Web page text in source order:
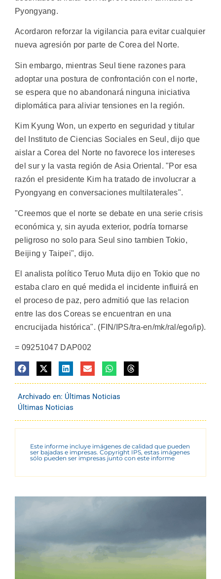
Pyongyang.
Acordaron reforzar la vigilancia para evitar cualquier
nueva agresión por parte de Corea del Norte.
Sin embargo, mientras Seul tiene razones para
adoptar una postura de confrontación con el norte,
se espera que no abandonará ninguna iniciativa
diplomática para aliviar tensiones en la región.
Kim Kyung Won, un experto en seguridad y titular
del Instituto de Ciencias Sociales en Seul, dijo que
aislar a Corea del Norte no favorece los intereses
del sur y la vasta región de Asia Oriental. "Por esa
razón el presidente Kim ha tratado de involucrar a
Pyongyang en conversaciones multilaterales".
"Creemos que el norte se debate en una serie crisis
económica y, sin ayuda exterior, podría tornarse
peligroso no solo para Seul sino tambien Tokio,
Beijing y Taipei", dijo.
El analista político Teruo Muta dijo en Tokio que no
estaba claro en qué medida el incidente influirá en
el proceso de paz, pero admitió que las relacion
entre las dos Coreas se encuentran en una
encrucijada histórica". (FIN/IPS/tra-en/mk/ral/ego/ip).
= 09251047 DAP002
Archivado en: Últimas Noticias
Últimas Noticias
Este informe incluye imágenes de calidad que pueden
ser bajadas e impresas. Copyright IPS, estas imágenes
sólo pueden ser impresas junto con este informe